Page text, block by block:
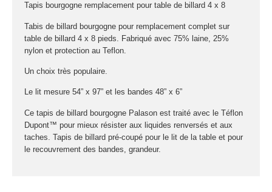
Tapis bourgogne remplacement pour table de billard 4 x 8
Tabis de billard bourgogne pour remplacement complet sur
table de billard 4 x 8 pieds. Fabriqué avec 75% laine, 25%
nylon et protection au Teflon.
Un choix très populaire.
Le lit mesure 54” x 97” et les bandes 48” x 6”
Ce tapis de billard bourgogne Palason est traité avec le Téflon
Dupont™ pour mieux résister aux liquides renversés et aux
taches. Tapis de billard pré-coupé pour le lit de la table et pour
le recouvrement des bandes, grandeur.